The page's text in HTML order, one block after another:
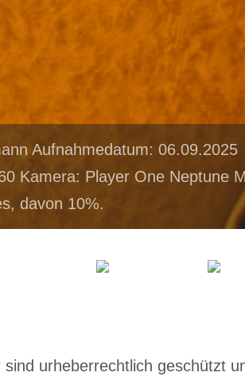
Aufnahmedatum: 06.09.2025
Kamera: Player One Neptune
davon 10%.
urheberrechtlich geschützt